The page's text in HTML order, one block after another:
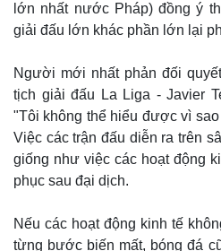
lớn nhất nước Pháp) đồng ý
giải đấu lớn khác phần lớn lại
Người mới nhất phản đối
tịch giải đấu La Liga - Javier
"Tôi không thể hiểu được vì
Việc các trận đấu diễn ra trên
giống như việc các hoạt động
phục sau đại dịch.
Nếu các hoạt động kinh tế
từng bước biến mất, bóng đá